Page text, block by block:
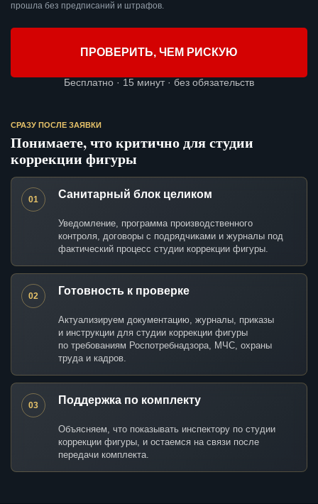
прошла без предписаний и штрафов.
ПРОВЕРИТЬ, ЧЕМ РИСКУЮ
Бесплатно · 15 минут · без обязательств
СРАЗУ ПОСЛЕ ЗАЯВКИ
Понимаете, что критично для студии
коррекции фигуры
01 Санитарный блок целиком
Уведомление, программа производственного
контроля, договоры с подрядчиками и журналы под
фактический процесс студии коррекции фигуры.
02 Готовность к проверке
Актуализируем документацию, журналы, приказы
и инструкции для студии коррекции фигуры
по требованиям Роспотребнадзора, МЧС, охраны
труда и кадров.
03 Поддержка по комплекту
Объясняем, что показывать инспектору по студии
коррекции фигуры, и остаемся на связи после
передачи комплекта.